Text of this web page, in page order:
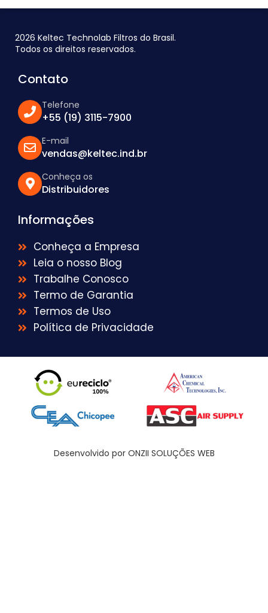
2026 Keltec Technolab Filtros do Brasil.
Todos os direitos reservados.
Contato
Telefone
+55 (19) 3115-7900
E-mail
vendas@keltec.ind.br
Conheça os
Distribuidores
Informações
Conheça a Empresa
Leia o nosso Blog
Trabalhe Conosco
Termo de Garantia
Termos de Uso
Política de Privacidade
Desenvolvido por ONZII SOLUÇÕES WEB